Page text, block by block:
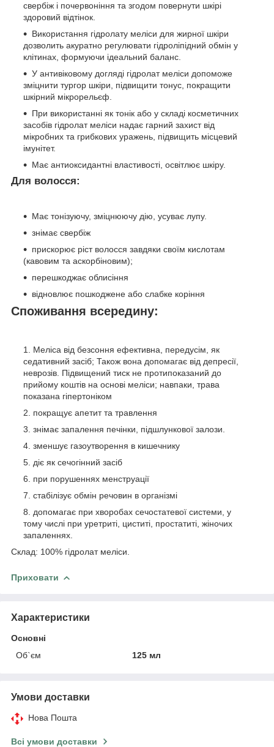
свербіж і почервоніння та згодом повернути шкірі
здоровий відтінок.
Використання гідролату меліси для жирної шкіри
дозволить акуратно регулювати гідроліпідний обмін у
клітинах, формуючи ідеальний баланс.
У антивіковому догляді гідролат меліси допоможе
зміцнити тургор шкіри, підвищити тонус, покращити
шкірний мікрорельєф.
При використанні як тонік або у складі косметичних
засобів гідролат меліси надає гарний захист від
мікробних та грибкових уражень, підвищить місцевий
імунітет.
Має антиоксидантні властивості, освітлює шкіру.
Для волосся:
Має тонізуючу, зміцнюючу дію, усуває лупу.
знімає свербіж
прискорює ріст волосся завдяки своїм кислотам
(кавовим та аскорбіновим);
перешкоджає облисіння
відновлює пошкоджене або слабке коріння
Споживання всередину:
Меліса від безсоння ефективна, передусім, як
седативний засіб; Також вона допомагає від депресії,
неврозів. Підвищений тиск не протипоказаний до
прийому коштів на основі меліси; навпаки, трава
показана гіпертоніком
покращує апетит та травлення
знімає запалення печінки, підшлункової залози.
зменшує газоутворення в кишечнику
діє як сечогінний засіб
при порушеннях менструації
стабілізує обмін речовин в організмі
допомагає при хворобах сечостатевої системи, у
тому числі при уретриті, циститі, простатиті, жіночих
запаленнях.
Склад: 100% гідролат меліси.
Приховати
Характеристики
Основні
Об`єм
125 мл
Умови доставки
Нова Пошта
Всі умови доставки